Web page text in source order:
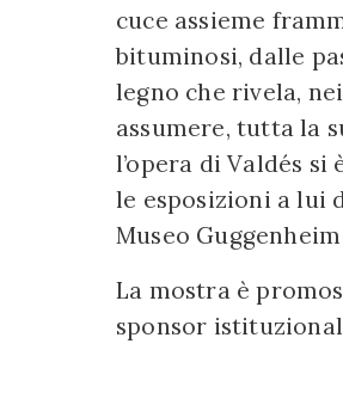
cuce assieme
bituminosi, dalle
legno che rivela,
assumere, tutta la
l’opera di Valdés
le esposizioni a lui
Museo
La mostra è
sponsor